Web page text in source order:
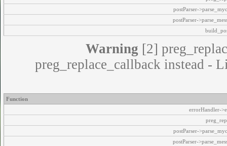
postParser-
postParser-
Warning [2]
preg_replace_callback instead -
Function
errorHandler-
postParser-
postParser-